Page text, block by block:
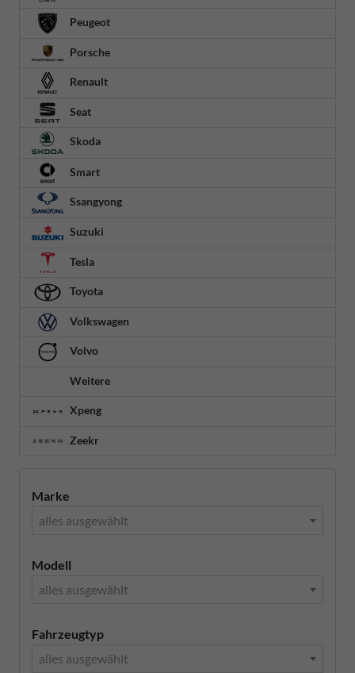
Peugeot
Porsche
Renault
Seat
Skoda
Smart
Ssangyong
Suzuki
Tesla
Toyota
Volkswagen
Volvo
Weitere
Xpeng
Zeekr
Marke
alles ausgewählt
Modell
alles ausgewählt
Fahrzeugtyp
alles ausgewählt